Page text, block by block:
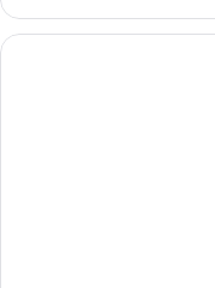
oder
Zweibettzimmer,
3 Einzelbetten